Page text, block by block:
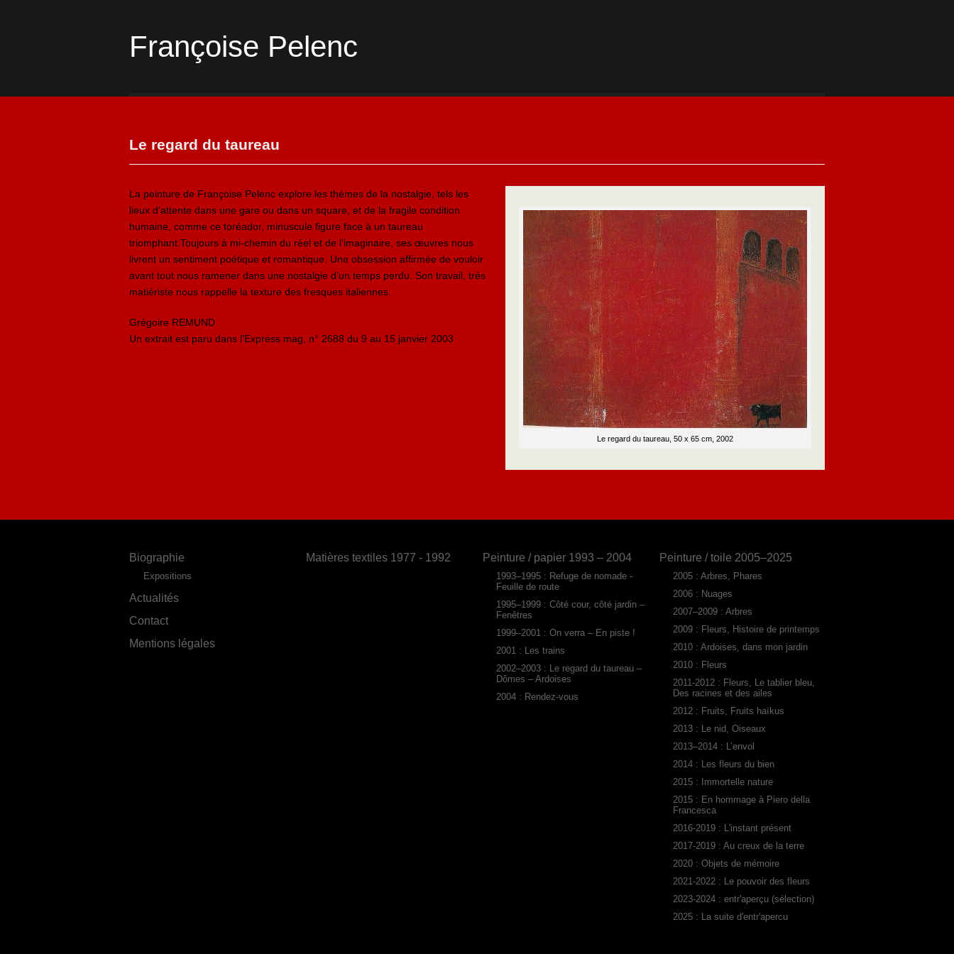
Françoise Pelenc
Le regard du taureau
Le regard du taureau, 50 x 65 cm, 2002
La peinture de Françoise Pelenc explore les thèmes de la nostalgie, tels les
lieux d’attente dans une gare ou dans un square, et de la fragile condition
humaine, comme ce toréador, minuscule figure face à un taureau
triomphant.Toujours à mi-chemin du réel et de l’imaginaire, ses œuvres nous
livrent un sentiment poétique et romantique. Une obsession affirmée de vouloir
avant tout nous ramener dans une nostalgie d’un temps perdu. Son travail, très
matiériste nous rappelle la texture des fresques italiennes.
Grégoire REMUND
Un extrait est paru dans l’Express mag, n° 2688 du 9 au 15 janvier 2003
Biographie
Expositions
Actualités
Contact
Mentions légales
Matières textiles 1977 - 1992 Peinture / papier 1993 – 2004
1993–1995 : Refuge de nomade -
Feuille de route
1995–1999 : Côté cour, côté jardin –
Fenêtres
1999–2001 : On verra – En piste !
2001 : Les trains
2002–2003 : Le regard du taureau –
Dômes – Ardoises
2004 : Rendez-vous
Peinture / toile 2005–2025
2005 : Arbres, Phares
2006 : Nuages
2007–2009 : Arbres
2009 : Fleurs, Histoire de printemps
2010 : Ardoises, dans mon jardin
2010 : Fleurs
2011-2012 : Fleurs, Le tablier bleu,
Des racines et des ailes
2012 : Fruits, Fruits haïkus
2013 : Le nid, Oiseaux
2013–2014 : L’envol
2014 : Les fleurs du bien
2015 : Immortelle nature
2015 : En hommage à Piero della
Francesca
2016-2019 : L'instant présent
2017-2019 : Au creux de la terre
2020 : Objets de mémoire
2021-2022 : Le pouvoir des fleurs
2023-2024 : entr'aperçu (sélection)
2025 : La suite d'entr'apercu